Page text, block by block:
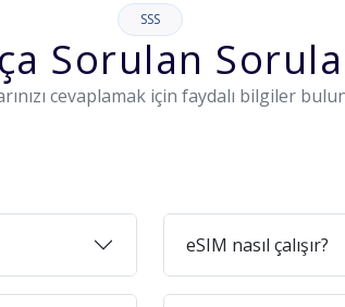
SSS
Sorulan
cevaplamak için faydalı bilgiler
eSIM nasıl çalışır?